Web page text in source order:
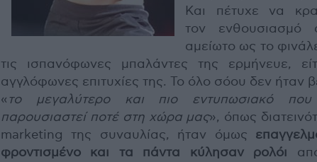
Και πέτυχε να
τον ενθουσιασμό
αμείωτο ως το
τις ισπανόφωνες μπαλάντες της ερμήνευε,
αγγλόφωνες επιτυχίες της. Το όλο σόου δεν ήταν
« το μεγαλύτερο και πιο εντυπωσιακό που
παρουσιαστεί ποτέ στη χώρα μας», όπως
marketing της συναυλίας, ήταν όμως
φροντισμένο και τα πάντα κύλησαν ρολόι